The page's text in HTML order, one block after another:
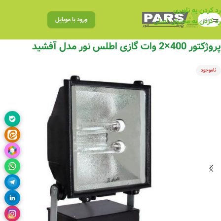
رد کردن به ناوبری
رد کردن به محتوای اصلی
منو ورود با موبایل
پروژکتور 400×2 وات گازی اطلس نور مدل آفشید
ناموجود